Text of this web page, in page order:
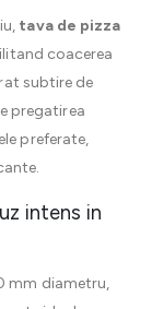
tava de pizza
coacerea
subtire de
pregatirea
preferate,
intens in
mm diametru,